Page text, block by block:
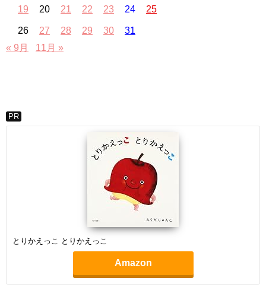
19 20 21 22 23 24 25
26 27 28 29 30
31
« 9月
11月 »
PR
とりかえっこ とりかえっこ
Amazon